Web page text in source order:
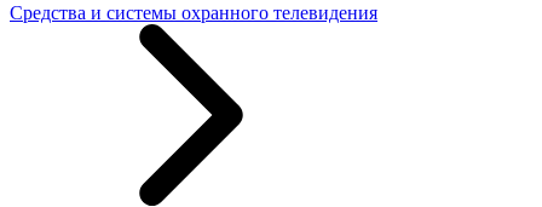
Средства и системы охранного телевидения